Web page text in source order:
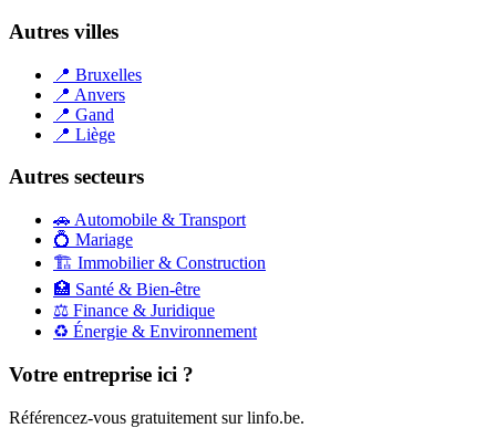
Autres villes
📍 Bruxelles
📍 Anvers
📍 Gand
📍 Liège
Autres secteurs
🚗 Automobile & Transport
💍 Mariage
🏗️ Immobilier & Construction
🏥 Santé & Bien-être
⚖️ Finance & Juridique
♻️ Énergie & Environnement
Votre entreprise ici ?
Référencez-vous gratuitement sur linfo.be.